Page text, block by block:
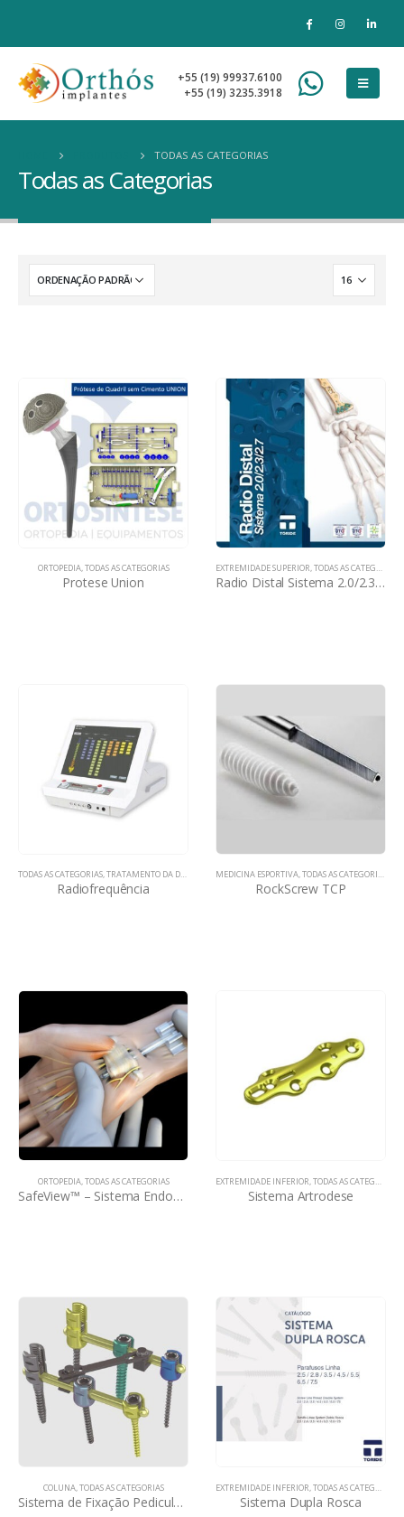
+55 (19) 99937.6100
+55 (19) 3235.3918
TODAS AS CATEGORIAS
Todas as Categorias
ORTOPEDIA,TODAS AS CATEGORIAS
Protese Union
EXTREMIDADE SUPERIOR,TODAS AS CATEGORIAS
Radio Distal Sistema 2.0/2.3/2.7
TODAS AS CATEGORIAS,TRATAMENTO DA DOR
Radiofrequência
MEDICINA ESPORTIVA,TODAS AS CATEGORIAS
RockScrew TCP
ORTOPEDIA, TODAS AS CATEGORIAS
SafeView™ – Sistema Endoscópico de Liberação de Tecidos Moles
EXTREMIDADE INFERIOR TODAS AS CATEGORIAS
Sistema Artrodese
COLUNA,TODAS AS CATEGORIAS
Sistema de Fixação Pedicular DPZ
EXTREMIDADE INFERIOR,TODAS AS CATEGORIAS
Sistema Dupla Rosca